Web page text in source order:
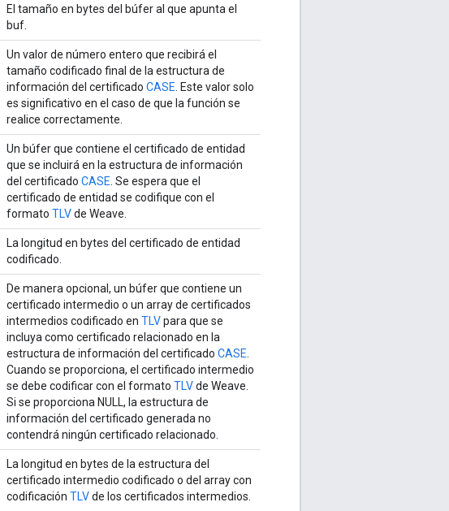
El tamaño en bytes del búfer al que apunta el
buf.
Un valor de número entero que recibirá el
tamaño codificado final de la estructura de
información del certificado CASE . Este valor solo
es significativo en el caso de que la función se
realice correctamente.
Un búfer que contiene el certificado de entidad
que se incluirá en la estructura de información
del certificado CASE . Se espera que el
certificado de entidad se codifique con el
formato TLVde Weave.
La longitud en bytes del certificado de entidad
codificado.
De manera opcional, un búfer que contiene un
certificado intermedio o un array de certificados
intermedios codificado en TLVpara que se
incluya como certificado relacionado en la
estructura de información del certificado CASE
Cuando se proporciona, el certificado intermedio
se debe codificar con el formato TLVde Weave.
Si se proporciona NULL, la estructura de
información del certificado generada no
contendrá ningún certificado relacionado.
La longitud en bytes de la estructura del
certificado intermedio codificado o del array con
codificación TLVde los certificados intermedios.